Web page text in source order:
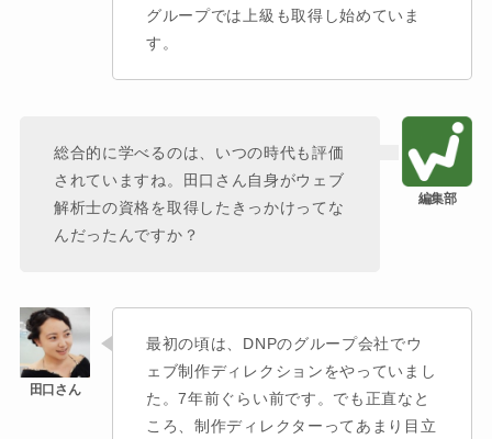
グループでは上級も取得し始めていま
す。
総合的に学べるのは、いつの時代も評価
されていますね。田口さん自身がウェブ
解析士の資格を取得したきっかけってな
んだったんですか？
最初の頃は、DNPのグループ会社でウ
ェブ制作ディレクションをやっていまし
た。7年前ぐらい前です。でも正直なと
ころ、制作ディレクターってあまり目立